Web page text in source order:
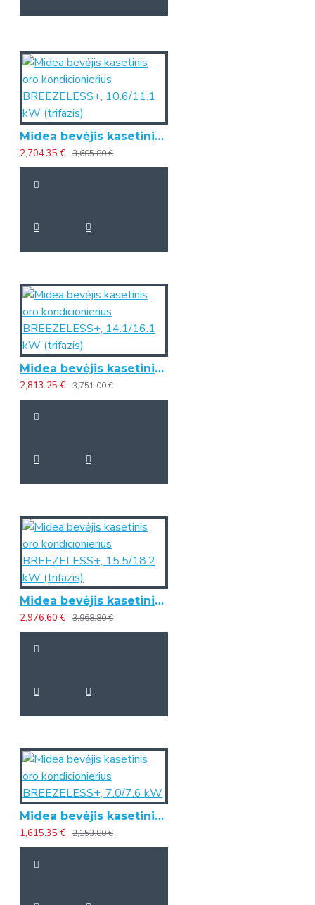
Midea bevėjis kasetinis oro kondicionierius BREEZELESS+, 10.6/11.1 kW (trifazis)
2,704.35 € 3,605.80 €
Midea bevėjis kasetinis oro kondicionierius BREEZELESS+, 14.1/16.1 kW (trifazis)
2,813.25 € 3,751.00 €
Midea bevėjis kasetinis oro kondicionierius BREEZELESS+, 15.5/18.2 kW (trifazis)
2,976.60 € 3,968.80 €
Midea bevėjis kasetinis oro kondicionierius BREEZELESS+, 7.0/7.6 kW
1,615.35 € 2,153.80 €